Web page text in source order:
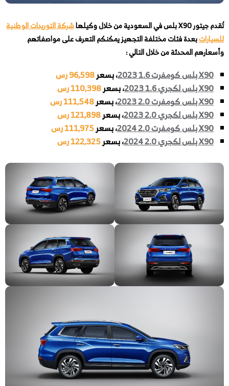
تُقدم جيتور X90 بلس في السعودية من خلال وكيلها
شركة التوريدات الوطنية
للسياراتبعدة فئات مختلفة التجهيز يمكنكم التعرف على مواصفاتهم
وأسعارهم المحدثة من خلال التالي :
X90 بلس كومفرت 1.6 2023 ، بسعر96,598 رس
X90 بلس لكجري 1.6 2023
، بسعر110,398 رس
X90 بلس كومفرت 2.0 2023
، بسعر111,548 رس
X90 بلس لكجري 2.0 2023
، بسعر121,898 رس
X90 بلس كومفرت 2.0 2024
، بسعر111,975 رس
X90 بلس لكجري 2.0 2024
، بسعر122,325 رس